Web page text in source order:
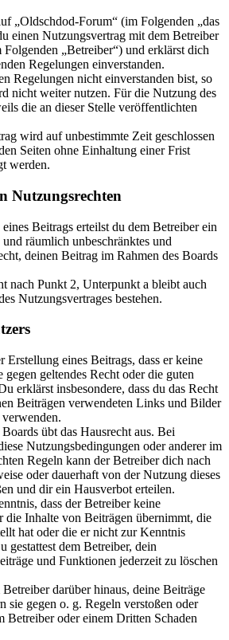
„Oldschdod-Forum“ (im Folgenden „das
einen Nutzungsvertrag mit dem Betreiber
Folgenden „Betreiber“) und erklärst dich
Regelungen einverstanden.
Regelungen nicht einverstanden bist, so
nicht weiter nutzen. Für die Nutzung des
die an dieser Stelle veröffentlichten
wird auf unbestimmte Zeit geschlossen
Seiten ohne Einhaltung einer Frist
werden.
Nutzungsrechten
Beitrags erteilst du dem Betreiber ein
räumlich unbeschränktes und
deinen Beitrag im Rahmen des Boards
nach Punkt 2, Unterpunkt a bleibt auch
Nutzungsvertrages bestehen.
Erstellung eines Beitrags, dass er keine
gegen geltendes Recht oder die guten
erklärst insbesondere, dass du das Recht
Beiträgen verwendeten Links und Bilder
übt das Hausrecht aus. Bei
Nutzungsbedingungen oder anderer im
Regeln kann der Betreiber dich nach
oder dauerhaft von der Nutzung dieses
und dir ein Hausverbot erteilen.
dass der Betreiber keine
die Inhalte von Beiträgen übernimmt, die
hat oder die er nicht zur Kenntnis
gestattest dem Betreiber, dein
und Funktionen jederzeit zu löschen
Betreiber darüber hinaus, deine Beiträge
sie gegen o. g. Regeln verstoßen oder
Betreiber oder einem Dritten Schaden